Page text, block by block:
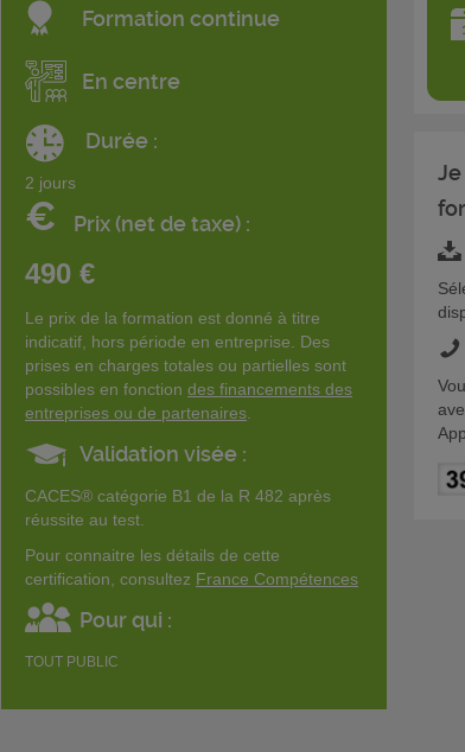
Formation continue
En centre
Durée :
2 jours
€ Prix (net de taxe) :
490 €
Le prix de la formation est donné à titre
indicatif, hors période en entreprise. Des
prises en charges totales ou partielles sont
possibles en fonction des financements des
entreprises ou de partenaires
Validation visée :
CACES® catégorie B1 de la R 482 après
réussite au test.
Pour connaitre les détails de cette
certification, consultez France Compétences
Pour qui :
TOUT PUBLIC